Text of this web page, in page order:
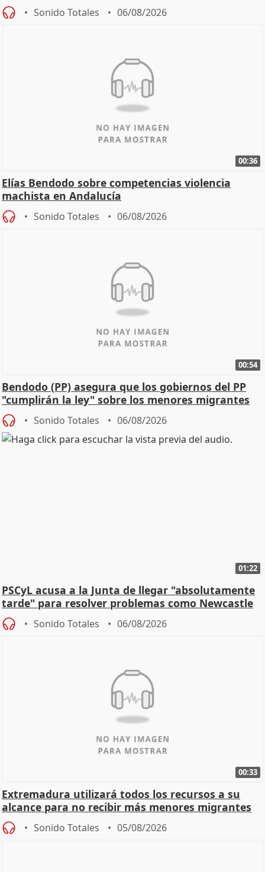
Sonido Totales 06/08/2026
00:36
Elías Bendodo sobre competencias violencia
machista en Andalucía
Sonido Totales 06/08/2026
00:54
Bendodo (PP) asegura que los gobiernos del PP
"cumplirán la ley" sobre los menores migrantes
Sonido Totales 06/08/2026
01:22
PSCyL acusa a la Junta de llegar "absolutamente
tarde" para resolver problemas como Newcastle
Sonido Totales 06/08/2026
00:33
Extremadura utilizará todos los recursos a su
alcance para no recibir más menores migrantes
Sonido Totales 05/08/2026